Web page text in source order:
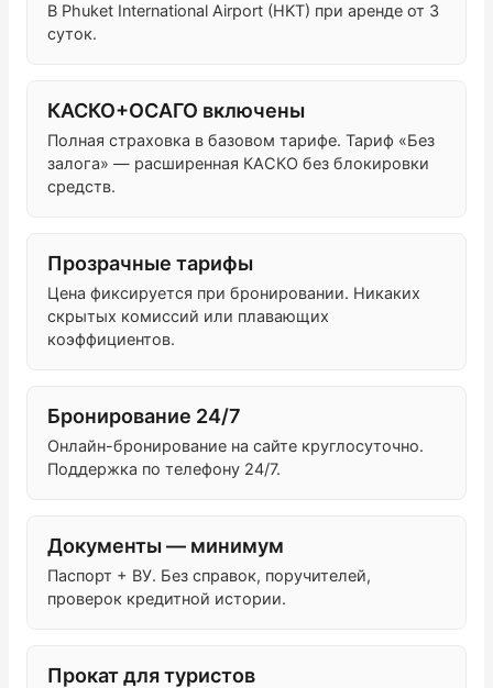
В Phuket International Airport (HKT) при аренде от 3
суток.
КАСКО+ОСАГО включены
Полная страховка в базовом тарифе. Тариф «Без
залога» — расширенная КАСКО без блокировки
средств.
Прозрачные тарифы
Цена фиксируется при бронировании. Никаких
скрытых комиссий или плавающих
коэффициентов.
Бронирование 24/7
Онлайн-бронирование на сайте круглосуточно.
Поддержка по телефону 24/7.
Документы — минимум
Паспорт + ВУ. Без справок, поручителей,
проверок кредитной истории.
Прокат для туристов